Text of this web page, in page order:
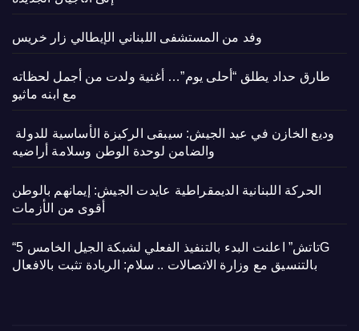
وفد من المستشفى اللبناني الإيطالي زار خريس
طارق حداد يطلق “أحلى يوم”… أغنية ولدت من أجمل لحظاته
مع ابنه ماثيو
والضامن لوحدة الوطن وسلامة أراضيه
الحركة اللبنانية الديمقراطية عايدت الجيش: إيمانهم بالوطن
أقوى من الأزمات
“تاتش” اعلنت البدء بالتنفيذ الفعلي لشبكة الجيل الخامس 5G
بالتنسيق مع وزارة الاتصالات .. سلام: الريادة تثبت بالافعال